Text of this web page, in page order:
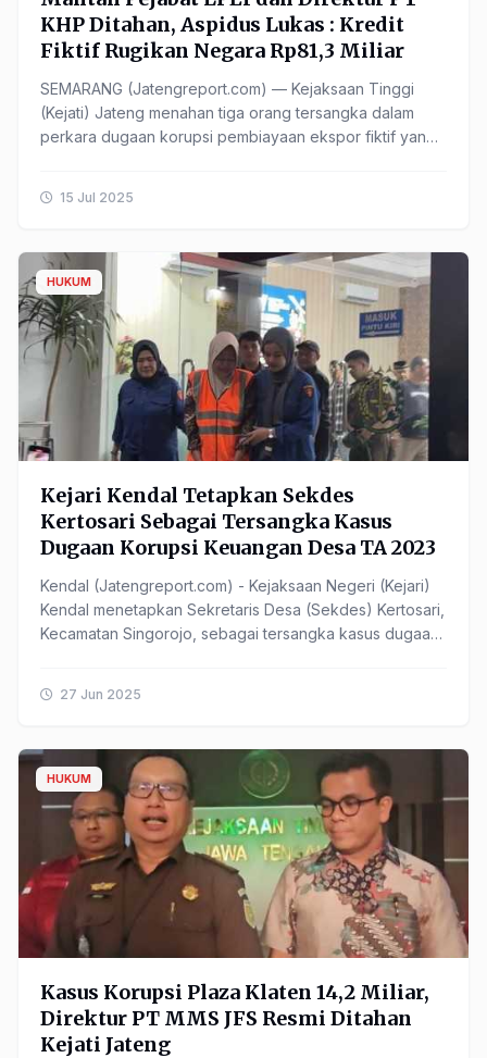
KHP Ditahan, Aspidus Lukas : Kredit
Fiktif Rugikan Negara Rp81,3 Miliar
SEMARANG (Jatengreport.com) — Kejaksaan Tinggi
(Kejati) Jateng menahan tiga orang tersangka dalam
perkara dugaan korupsi pembiayaan ekspor fiktif yang
15 Jul 2025
HUKUM
Kejari Kendal Tetapkan Sekdes
Kertosari Sebagai Tersangka Kasus
Dugaan Korupsi Keuangan Desa TA 2023
Kendal (Jatengreport.com) - Kejaksaan Negeri (Kejari)
Kendal menetapkan Sekretaris Desa (Sekdes) Kertosari,
Kecamatan Singorojo, sebagai tersangka kasus dugaan
27 Jun 2025
HUKUM
Kasus Korupsi Plaza Klaten 14,2 Miliar,
Direktur PT MMS JFS Resmi Ditahan
Kejati Jateng